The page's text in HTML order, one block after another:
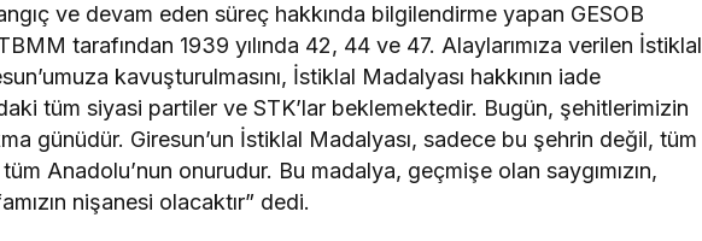
ve devam eden süreç hakkında bilgilendirme yapan GESOB
tarafından 1939 yılında 42, 44 ve 47. Alaylarımıza verilen İstiklal
kavuşturulmasını, İstiklal Madalyası hakkının iade
tüm siyasi partiler ve STK’lar beklemektedir. Bugün, şehitlerimizin
günüdür. Giresun’un İstiklal Madalyası, sadece bu şehrin değil, tüm
Anadolu’nun onurudur. Bu madalya, geçmişe olan saygımızın,
nişanesi olacaktır” dedi.